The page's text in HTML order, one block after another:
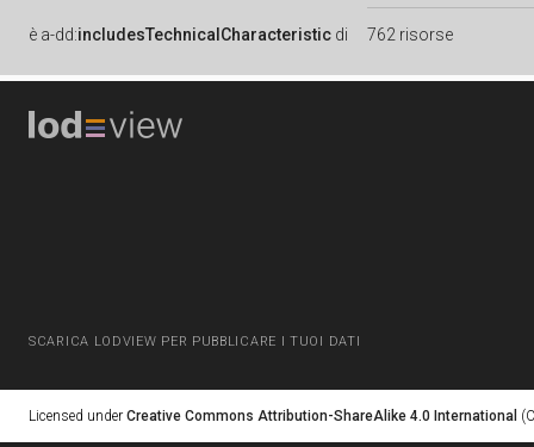
è a-dd:includesTechnicalCharacteristic di 762 risorse
SCARICA LODVIEW PER PUBBLICARE I TUOI DATI
Licensed under Creative Commons Attribution-ShareAlike 4.0 International